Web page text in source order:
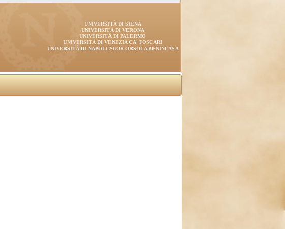
UNIVERSITÀ DI SIENA
UNIVERSITÀ DI VERONA
UNIVERSITÀ DI PALERMO
UNIVERSITÀ DI VENEZIA CA' FOSCARI
UNIVERSITÀ DI NAPOLI SUOR ORSOLA BENINCASA